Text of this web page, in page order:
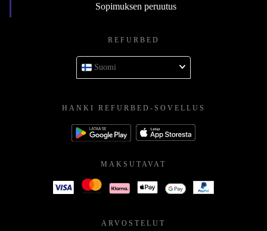
Sopimuksen peruutus
REFURBED
Suomi
HANKI REFURBED-SOVELLUS
MAKSUTAVAT
ARVOSTELUT